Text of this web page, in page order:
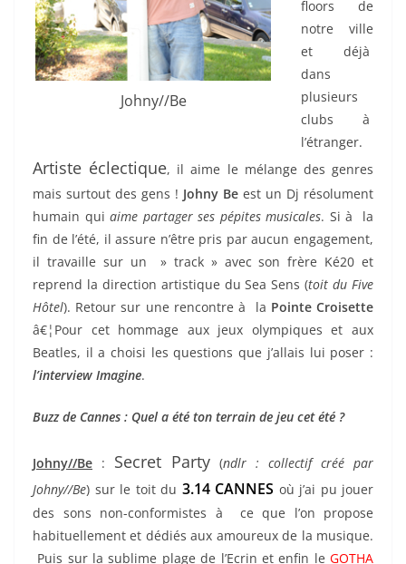
Johny//Be
floors de
notre ville
et déjà
dans
plusieurs
clubs à
l’étranger.
Artiste éclectique, il aime le mélange des genres
mais surtout des gens ! Johny Be est un Dj résolument
humain qui aime partager ses pépites musicales. Si à la
fin de l’été, il assure n’être pris par aucun engagement,
il travaille sur un » track » avec son frère Ké20 et
reprend la direction artistique du Sea Sens (toit du Five
Hôtel). Retour sur une rencontre à la Pointe Croisette
â€¦Pour cet hommage aux jeux olympiques et aux
Beatles, il a choisi les questions que j’allais lui poser :
l’interview Imagine.
Buzz de Cannes : Quel a été ton terrain de jeu cet été ?
Johny//Be : Secret Party (ndlr : collectif créé par
Johny//Be) sur le toit du 3.14 CANNES où j’ai pu jouer
des sons non-conformistes à ce que l’on propose
habituellement et dédiés aux amoureux de la musique.
Puis sur la sublime plage de l’Ecrin et enfin le GOTHA